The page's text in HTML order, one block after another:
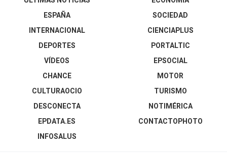
ESPAÑA
INTERNACIONAL
DEPORTES
VÍDEOS
SOCIEDAD
CIENCIAPLUS
PORTALTIC
EPSOCIAL
CHANCE
CULTURAOCIO
DESCONECTA
EPDATA.ES
INFOSALUS
MOTOR
TURISMO
NOTIMÉRICA
CONTACTOPHOTO